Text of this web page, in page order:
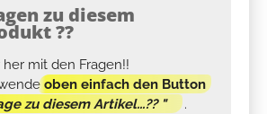
zu diesem
??
her mit den Fragen!!
oben einfach den Button
zu diesem Artikel...?? "
.